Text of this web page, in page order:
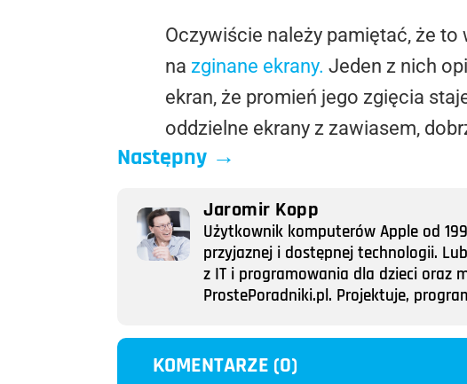
Oczywiście należy pamiętać, że
na zginane ekrany. Jeden z nich
ekran, że promień jego zgięcia
oddzielne ekrany z zawiasem,
Następny →
Jaromir Kopp
Użytkownik komputerów Apple od
przyjaznej i dostępnej technologii.
z IT i programowania dla dzieci oraz
ProstePoradniki.pl. Projektuje,
KOMENTARZE (0)